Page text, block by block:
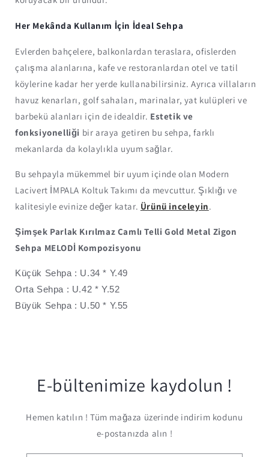
Her Mekânda Kullanım İçin İdeal Sehpa
Evlerden bahçelere, balkonlardan teraslara, ofislerden
çalışma alanlarına, kafe ve restoranlardan otel ve tatil
köylerine kadar her yerde kullanabilirsiniz. Ayrıca villaların
havuz kenarları, golf sahaları, marinalar, yat kulüpleri ve
barbekü alanları için de idealdir. Estetik ve
fonksiyonelliği bir araya getiren bu sehpa, farklı
mekanlarda da kolaylıkla uyum sağlar.
Bu sehpayla mükemmel bir uyum içinde olan Modern
Lacivert İMPALA Koltuk Takımı da mevcuttur. Şıklığı ve
kalitesiyle evinize değer katar. Ürünü inceleyin.
Şimşek Parlak Kırılmaz Camlı Telli Gold Metal Zigon
Sehpa MELODİ Kompozisyonu
Küçük Sehpa : U.34 * Y.49
Orta Sehpa : U.42 * Y.52
Büyük Sehpa : U.50 * Y.55
E-bültenimize kaydolun !
Hemen katılın ! Tüm mağaza üzerinde indirim kodunu
e-postanızda alın !